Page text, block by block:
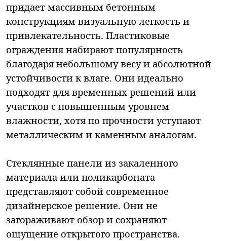
придает массивным бетонным
конструкциям визуальную легкость и
привлекательность. Пластиковые
ограждения набирают популярность
благодаря небольшому весу и абсолютной
устойчивости к влаге. Они идеально
подходят для временных решений или
участков с повышенным уровнем
влажности, хотя по прочности уступают
металлическим и каменным аналогам.
Стеклянные панели из закаленного
материала или поликарбоната
представляют собой современное
дизайнерское решение. Они не
загораживают обзор и сохраняют
ощущение открытого пространства.